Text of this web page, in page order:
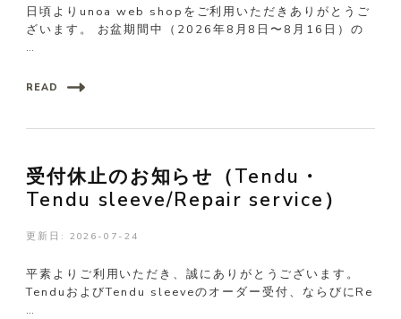
日頃よりunoa web shopをご利用いただきありがとうご
ざいます。 お盆期間中（2026年8月8日〜8月16日）の
…
READ
受付休止のお知らせ（Tendu・
Tendu sleeve/Repair service）
更新日: 2026-07-24
平素よりご利用いただき、誠にありがとうございます。
TenduおよびTendu sleeveのオーダー受付、ならびにRe
…